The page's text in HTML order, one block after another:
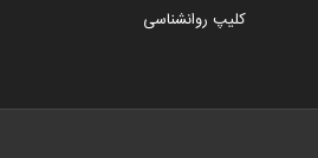
کلیپ روانشناسی